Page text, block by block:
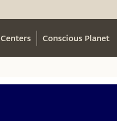
Centers Conscious Planet